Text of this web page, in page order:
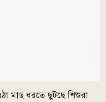
মাছ ধরতে ছুটছে শিশুরা